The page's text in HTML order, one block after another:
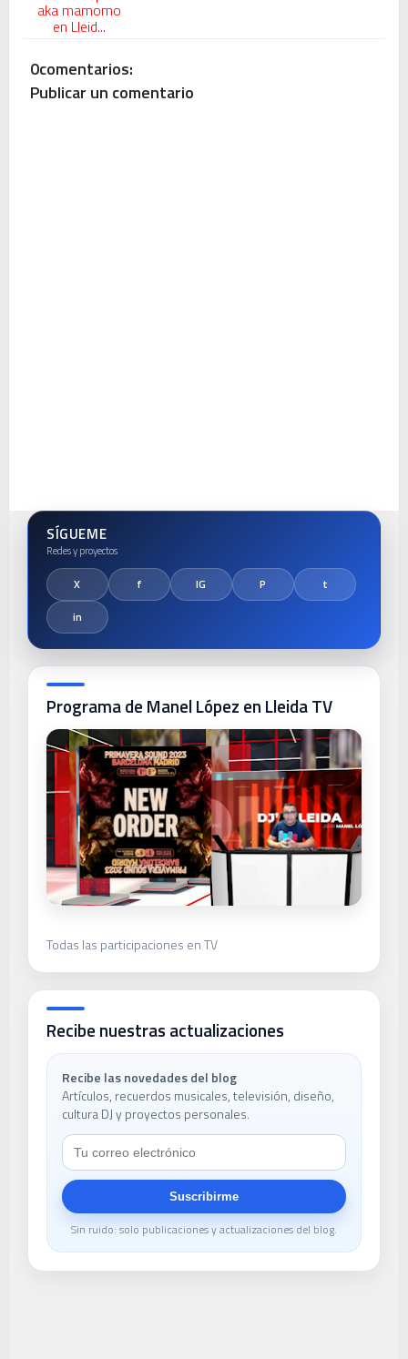
aka mamomo
en Lleid...
0comentarios:
Publicar un comentario
SÍGUEME
Programa de Manel López en Lleida TV
Todas las participaciones en TV
Recibe nuestras actualizaciones
Recibe las novedades del blog
Artículos, recuerdos musicales, televisión, diseño,
cultura DJ y proyectos personales.
Suscribirme
Sin ruido: solo publicaciones y actualizaciones del blog.